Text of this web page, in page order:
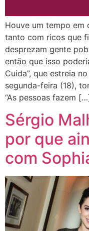
Houve um tempo em
tanto com ricos que
desprezam gente
então que isso
Cuida”, que estreia
segunda-feira (18),
“As pessoas fazem
Sérgio
por que
com